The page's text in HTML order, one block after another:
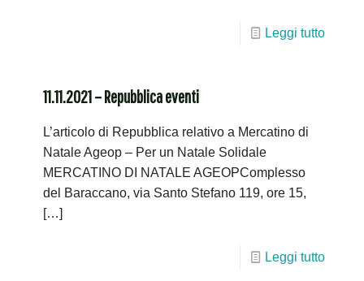
Leggi tutto
11.11.2021 – Repubblica eventi
L’articolo di Repubblica relativo a Mercatino di
Natale Ageop – Per un Natale Solidale
MERCATINO DI NATALE AGEOPComplesso
del Baraccano, via Santo Stefano 119, ore 15,
[…]
Leggi tutto